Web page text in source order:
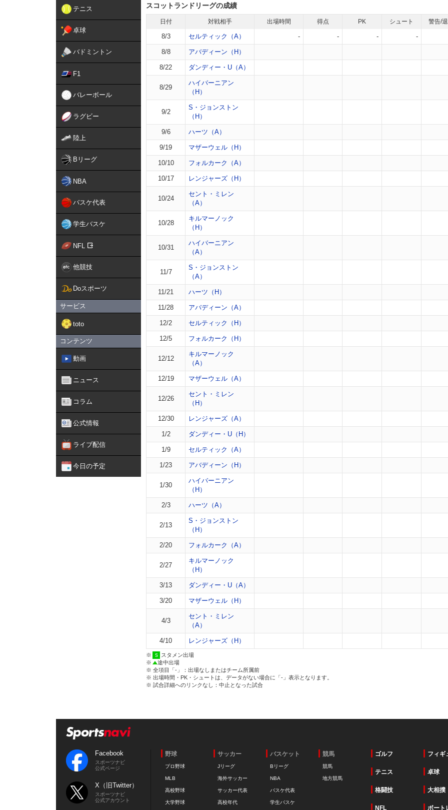
テニス
卓球
バドミントン
F1
バレーボール
ラグビー
陸上
Bリーグ
NBA
バスケ代表
学生バスケ
NFL
他競技
Doスポーツ
サービス
toto
コンテンツ
動画
ニュース
コラム
公式情報
ライブ配信
今日の予定
スコットランドリーグの成績
日付 対戦相手 出場時間 得点 PK シュート 警告/
8/3 セルティック（A） - - - -
8/8 アバディーン（H）
8/22 ダンディー・U（A）
8/29
ハイバーニアン
（H）
9/2
S・ジョンストン
（H）
9/6 ハーツ（A）
9/19 マザーウェル（H）
10/10 フォルカーク（A）
10/17 レンジャーズ（H）
10/24
セント・ミレン
（A）
10/28
キルマーノック
（H）
10/31
ハイバーニアン
（A）
11/7
S・ジョンストン
（A）
11/21 ハーツ（H）
11/28 アバディーン（A）
12/2 セルティック（H）
12/5 フォルカーク（H）
12/12
キルマーノック
（A）
12/19 マザーウェル（A）
12/26
セント・ミレン
（H）
12/30 レンジャーズ（A）
1/2 ダンディー・U（H）
1/9 セルティック（A）
1/23 アバディーン（H）
1/30
ハイバーニアン
（H）
2/3 ハーツ（A）
2/13
S・ジョンストン
（H）
2/20 フォルカーク（A）
2/27
キルマーノック
（H）
3/13 ダンディー・U（A）
3/20 マザーウェル（H）
4/3
セント・ミレン
（A）
4/10 レンジャーズ（H）
※
スタメン出場
※
途中出場
※ 全項目「-」：出場なしまたはチーム所属前
※ 出場時間・PK・シュートは、データがない場合に「-」表示となります。
※ 試合詳細へのリンクなし：中止となった試合
Facebook
スポーツナビ
公式ページ
X（旧Twitter）
スポーツナビ
公式アカウント
野球
プロ野球
MLB
高校野球
大学野球
サッカー
Jリーグ
海外サッカー
サッカー代表
高校年代
バスケット
Bリーグ
NBA
バスケ代表
学生バスケ
競馬
競馬
地方競馬
ゴルフ フィギ
テニス 卓球
格闘技 大相撲
NFL ボート